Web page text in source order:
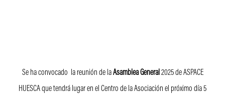
Se ha convocado la reunión de laAsamblea General2025 de ASPACE
HUESCA que tendrá lugar en el Centro de la Asociación el próximo día 5